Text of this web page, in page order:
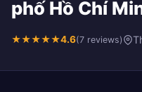
phố Hồ Chí
★★★★★4.6(7 reviews)